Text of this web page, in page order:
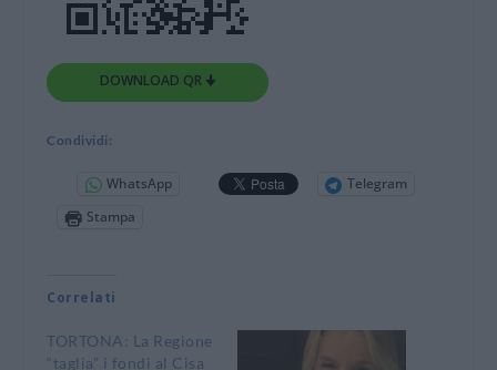
DOWNLOAD QR 🠋
Condividi:
WhatsApp
Telegram
Stampa
Correlati
TORTONA: La Regione
“taglia” i fondi al Cisa